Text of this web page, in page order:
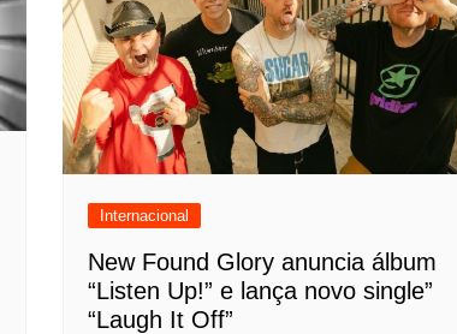
Internacional
New Found Glory anuncia álbum
“Listen Up!” e lança novo single”
“Laugh It Off”